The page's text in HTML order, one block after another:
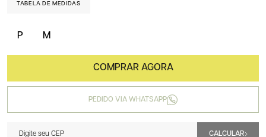
TABELA DE MEDIDAS
P M
PEDIDO VIA WHATSAPP